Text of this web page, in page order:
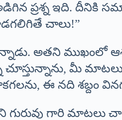
ప్రశ్న ఇది.
చాలు!”
అతని ముఖంలో
మీ
ఈ నది శబ్దం
గురువు గారి